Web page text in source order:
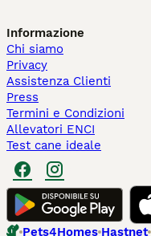
Informazione
Chi siamo
Privacy
Assistenza Clienti
Press
Termini e Condizioni
Allevatori ENCI
Test cane ideale
Pets4Homes Hastnet